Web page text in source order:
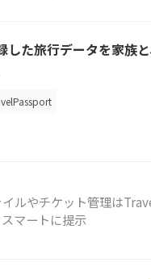
した旅行データを家族
イルやチケット管理は
マートに提示